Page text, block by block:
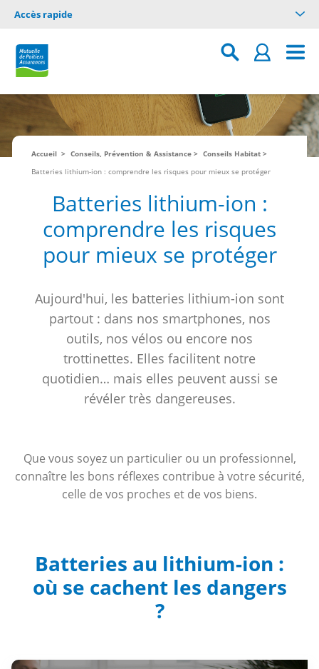
Accès rapide
Accueil Conseils, Prévention & Assistance
Conseils Habitat
Batteries lithium-ion : comprendre les risques pour mieux se protéger
Batteries lithium-ion :
comprendre les risques
pour mieux se protéger
Aujourd'hui, les batteries lithium-ion sont
partout : dans nos smartphones, nos
outils, nos vélos ou encore nos
trottinettes. Elles facilitent notre
quotidien… mais elles peuvent aussi se
révéler très dangereuses.
Que vous soyez un particulier ou un professionnel,
connaître les bons réflexes contribue à votre sécurité,
celle de vos proches et de vos biens.
Batteries au lithium-ion :
où se cachent les dangers
?